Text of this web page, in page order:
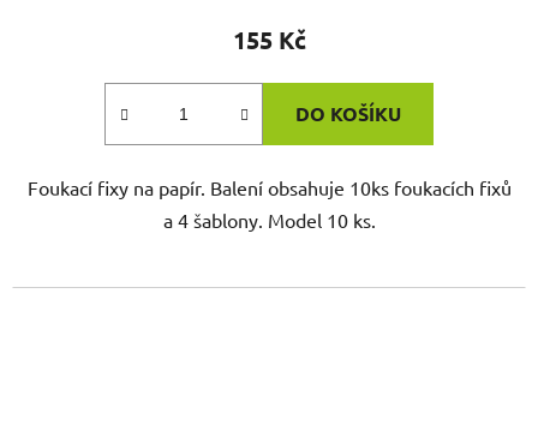
155 Kč
DO KOŠÍKU
Foukací fixy na papír. Balení obsahuje 10ks foukacích fixů
a 4 šablony. Model 10 ks.